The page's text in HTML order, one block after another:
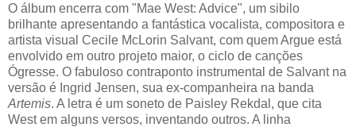
O álbum encerra com "Mae West: Advice", um sibilo
brilhante apresentando a fantástica vocalista, compositora e
artista visual Cecile McLorin Salvant, com quem Argue está
envolvido em outro projeto maior, o ciclo de canções
Ógresse. O fabuloso contraponto instrumental de Salvant na
versão é Ingrid Jensen, sua ex-companheira na banda
Artemis. A letra é um soneto de Paisley Rekdal, que cita
West em alguns versos, inventando outros. A linha